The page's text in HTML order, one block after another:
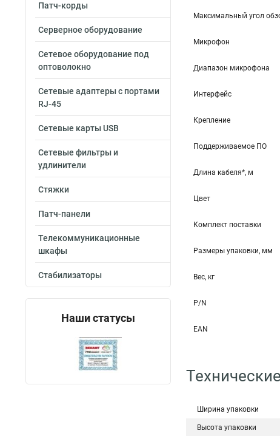
Патч-корды
Серверное оборудование
Сетевое оборудование под
оптоволокно
Сетевые адаптеры с портами
RJ-45
Сетевые карты USB
Сетевые фильтры и
удлинители
Стяжки
Патч-панели
Телекоммуникационные
шкафы
Стабилизаторы
Наши статусы
Максимальный угол
Микрофон
Диапазон микрофона
Интерфейс
Крепление
Поддерживаемое ПО
Длина кабеля*, м
Цвет
Комплект поставки
Размеры упаковки, мм
Вес, кг
P/N
EAN
Ширина упаковки
Высота упаковки